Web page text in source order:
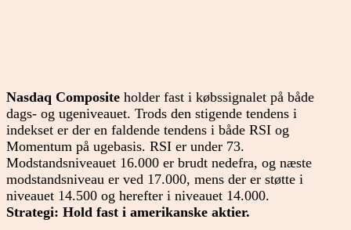
Nasdaq Composite holder fast i købssignalet på både
dags- og ugeniveauet. Trods den stigende tendens i
indekset er der en faldende tendens i både RSI og
Momentum på ugebasis. RSI er under 73.
Modstandsniveauet 16.000 er brudt nedefra, og næste
modstandsniveau er ved 17.000, mens der er støtte i
niveauet 14.500 og herefter i niveauet 14.000.
Strategi: Hold fast i amerikanske aktier.